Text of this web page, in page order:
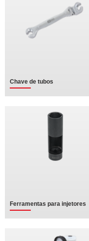
Chave de tubos
Ferramentas para injetores